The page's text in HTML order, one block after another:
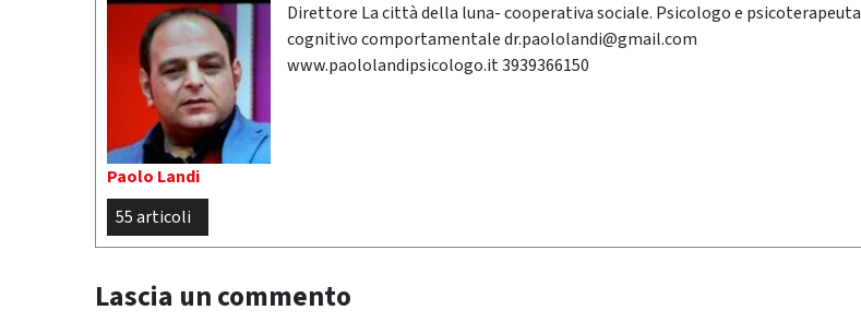
Paolo Landi
55 articoli
Direttore La città della luna- cooperativa sociale. Psicologo e psicoterapeuta
cognitivo comportamentale dr.paololandi@gmail.com
www.paololandipsicologo.it 3939366150
Lascia un commento